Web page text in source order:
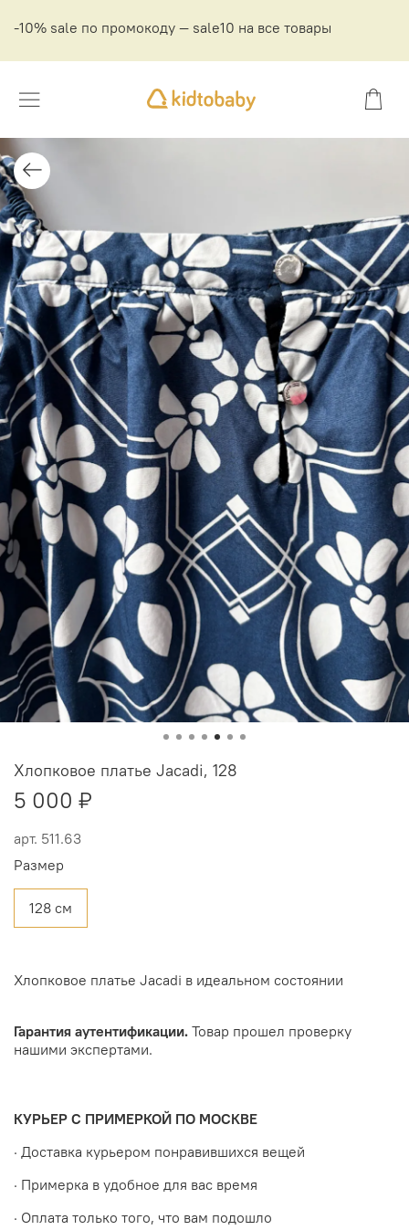
-10% sale по промокоду — sale10 на все товары
арт. 511.63
Хлопковое платье Jacadi, 128
5 000 ₽
Размер
128 см
Хлопковое платье Jacadi в идеальном состоянии
Гарантия аутентификации. Товар прошел проверку
нашими экспертами.
КУРЬЕР С ПРИМЕРКОЙ ПО МОСКВЕ
· Доставка курьером понравившихся вещей
· Примерка в удобное для вас время
· Оплата только того, что вам подошло